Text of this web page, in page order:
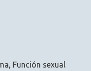
Función sexual